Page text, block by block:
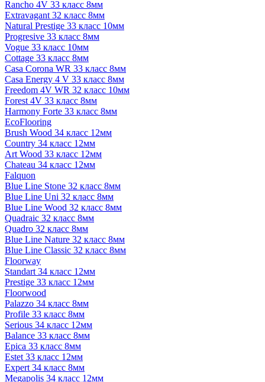
Rancho 4V 33 класс 8мм
Extravagant 32 класс 8мм
Natural Prestige 33 класс 10мм
Progresive 33 класс 8мм
Vogue 33 класс 10мм
Cottage 33 класс 8мм
Casa Corona WR 33 класс 8мм
Casa Energy 4 V 33 класс 8мм
Freedom 4V WR 32 класс 10мм
Forest 4V 33 класс 8мм
Harmony Forte 33 класс 8мм
EcoFlooring
Brush Wood 34 класс 12мм
Country 34 класс 12мм
Art Wood 33 класс 12мм
Chateau 34 класс 12мм
Falquon
Blue Line Stone 32 класс 8мм
Blue Line Uni 32 класс 8мм
Blue Line Wood 32 класс 8мм
Quadraic 32 класс 8мм
Quadro 32 класс 8мм
Blue Line Nature 32 класс 8мм
Blue Line Classic 32 класс 8мм
Floorway
Standart 34 класс 12мм
Prestige 33 класс 12мм
Floorwood
Palazzo 34 класс 8мм
Profile 33 класс 8мм
Serious 34 класс 12мм
Balance 33 класс 8мм
Epica 33 класс 8мм
Estet 33 класс 12мм
Expert 34 класс 8мм
Megapolis 34 класс 12мм